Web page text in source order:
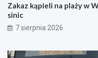
Zakaz kąpieli na plaży w
sinic
7 sierpnia 2026